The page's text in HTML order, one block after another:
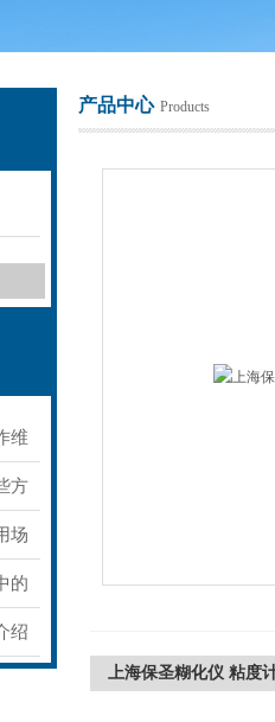
维
方
场
的
绍
产品中心 Products
上海保圣糊化仪 粘度